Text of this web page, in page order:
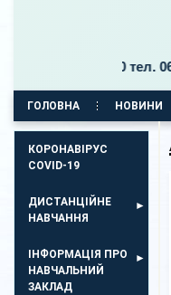
30 тел. 063-
ГОЛОВНА НОВИНИ
КОРПУС НА ПР.
КОРОНАВІРУС
COVID-19
ДИСТАНЦІЙНЕ
НАВЧАННЯ
ІНФОРМАЦІЯ ПРО
НАВЧАЛЬНИЙ
ЗАКЛАД